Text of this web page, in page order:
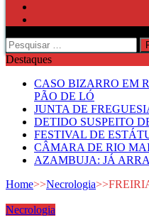
Pesquisar
por:
Destaques
CASO BIZARRO EM
PÃO DE LÓ
JUNTA DE
DETIDO SUSPEITO
FESTIVAL DE
CÂMARA DE RIO
AZAMBUJA: JÁ
Home>>Necrologia>>
Necrologia